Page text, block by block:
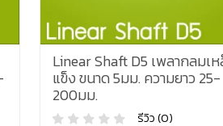
Linear Shaft D5 เพลากลมเ
แข็ง ขนาด 5มม. ความยาว 25-
200มม.
รีวิว (0)